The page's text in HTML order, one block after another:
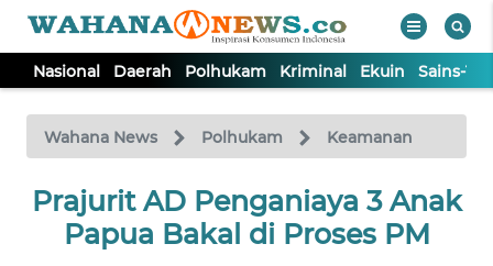
Nasional Daerah Polhukam Kriminal Ekuin Sains-
Wahana News Polhukam Keamanan
Prajurit AD Penganiaya 3 Anak
Papua Bakal di Proses PM
TV
Tutup
NASIONAL